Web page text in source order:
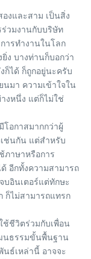
งและสาม เป็นสิ่ง
ร่วมงานกับบริษัท
ารทำงานในโลก
ยิ่ง บางท่านก็บอกว่า
ก็ได้ ก็ถูกอยู่นะครับ
นมา ความเข้าใจใน
งหนึ่ง แต่ก็ไม่ใช่
โอกาสมากกว่าผู้
ช่นกัน แต่สำหรับ
ภาษาหรือการ
อีกทั้งความสามารถ
อินเตอร์แต่ทักษะ
ก็ไม่สามารถแทรก
ช้ชีวิตร่วมกับเพื่อน
นธรรมขั้นพื้นฐาน
ธ์เหล่านี้ อาจจะ